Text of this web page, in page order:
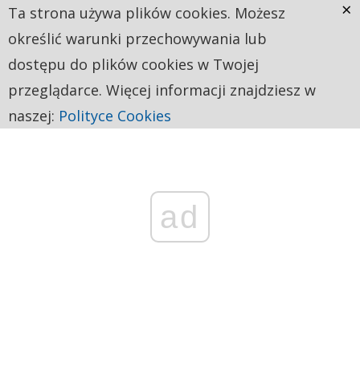
ad
Ta strona używa plików cookies. Możesz
określić warunki przechowywania lub
dostępu do plików cookies w Twojej
przeglądarce. Więcej informacji znajdziesz w
naszej: Polityce Cookies
×